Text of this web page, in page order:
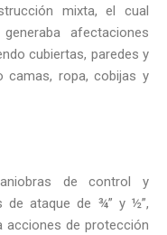
mixta, el cual
afectaciones
cubiertas, paredes y
camas, ropa, cobijas y
de control y
de ataque de ¾” y ½”,
acciones de protección